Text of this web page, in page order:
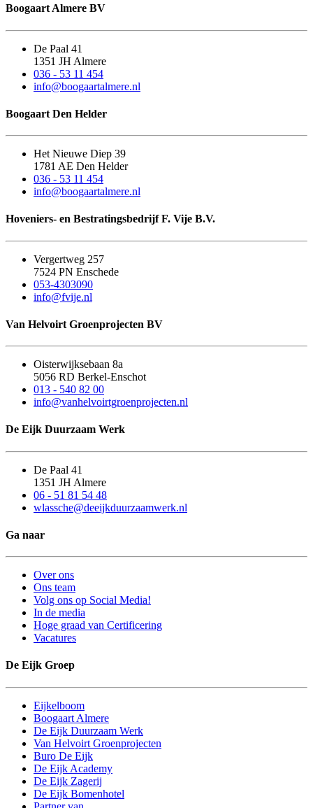
Boogaart Almere BV
De Paal 41
1351 JH Almere
036 - 53 11 454
info@boogaartalmere.nl
Boogaart Den Helder
Het Nieuwe Diep 39
1781 AE Den Helder
036 - 53 11 454
info@boogaartalmere.nl
Hoveniers- en Bestratingsbedrijf F. Vije B.V.
Vergertweg 257
7524 PN Enschede
053-4303090
info@fvije.nl
Van Helvoirt Groenprojecten BV
Oisterwijksebaan 8a
5056 RD Berkel-Enschot
013 - 540 82 00
info@vanhelvoirtgroenprojecten.nl
De Eijk Duurzaam Werk
De Paal 41
1351 JH Almere
06 - 51 81 54 48
wlassche@deeijkduurzaamwerk.nl
Ga naar
Over ons
Ons team
Volg ons op Social Media!
In de media
Hoge graad van Certificering
Vacatures
De Eijk Groep
Eijkelboom
Boogaart Almere
De Eijk Duurzaam Werk
Van Helvoirt Groenprojecten
Buro De Eijk
De Eijk Academy
De Eijk Zagerij
De Eijk Bomenhotel